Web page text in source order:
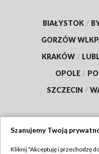
BIAŁYSTOK /
GORZÓW
KRAKÓW /
OPOLE /
SZCZECIN /
Szanujemy Twoją
Kliknij "Akceptuję i przechodzę